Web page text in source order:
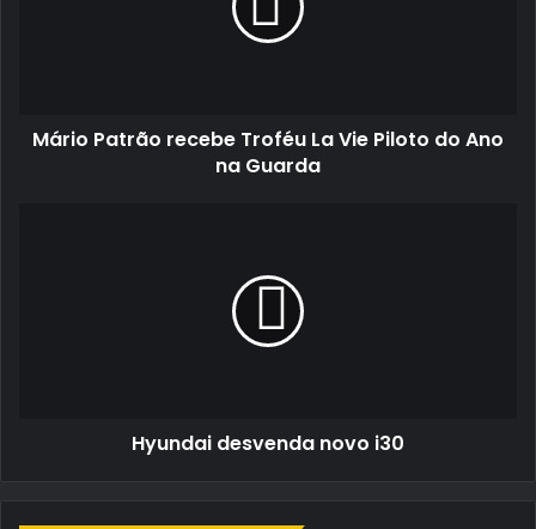
naMário Patrão recebe Troféu La Vie Piloto do Ano
na Guarda
Hyundai desvenda novo i30